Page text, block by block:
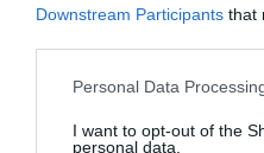
Downstream Participants that
Personal Data
I want to opt-out of the
personal data.
2Playbook Club